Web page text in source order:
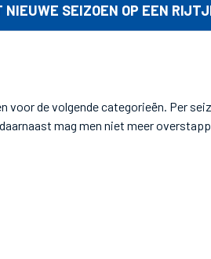
NIEUWE SEIZOEN OP EEN
de volgende categorieën. Per
mag men niet meer